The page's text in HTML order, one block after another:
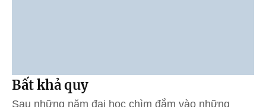
Bất khả quy
Sau những năm đại học chìm đắm vào những